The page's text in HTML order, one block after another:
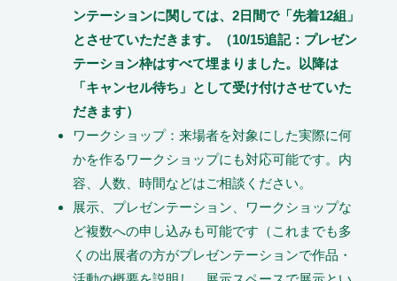
ンテーションに関しては、2日間で「先着12組」
とさせていただきます。（10/15追記：プレゼン
テーション枠はすべて埋まりました。以降は
「キャンセル待ち」として受け付けさせていた
だきます）
ワークショップ：来場者を対象にした実際に何
かを作るワークショップにも対応可能です。内
容、人数、時間などはご相談ください。
展示、プレゼンテーション、ワークショップな
ど複数への申し込みも可能です（これまでも多
くの出展者の方がプレゼンテーションで作品・